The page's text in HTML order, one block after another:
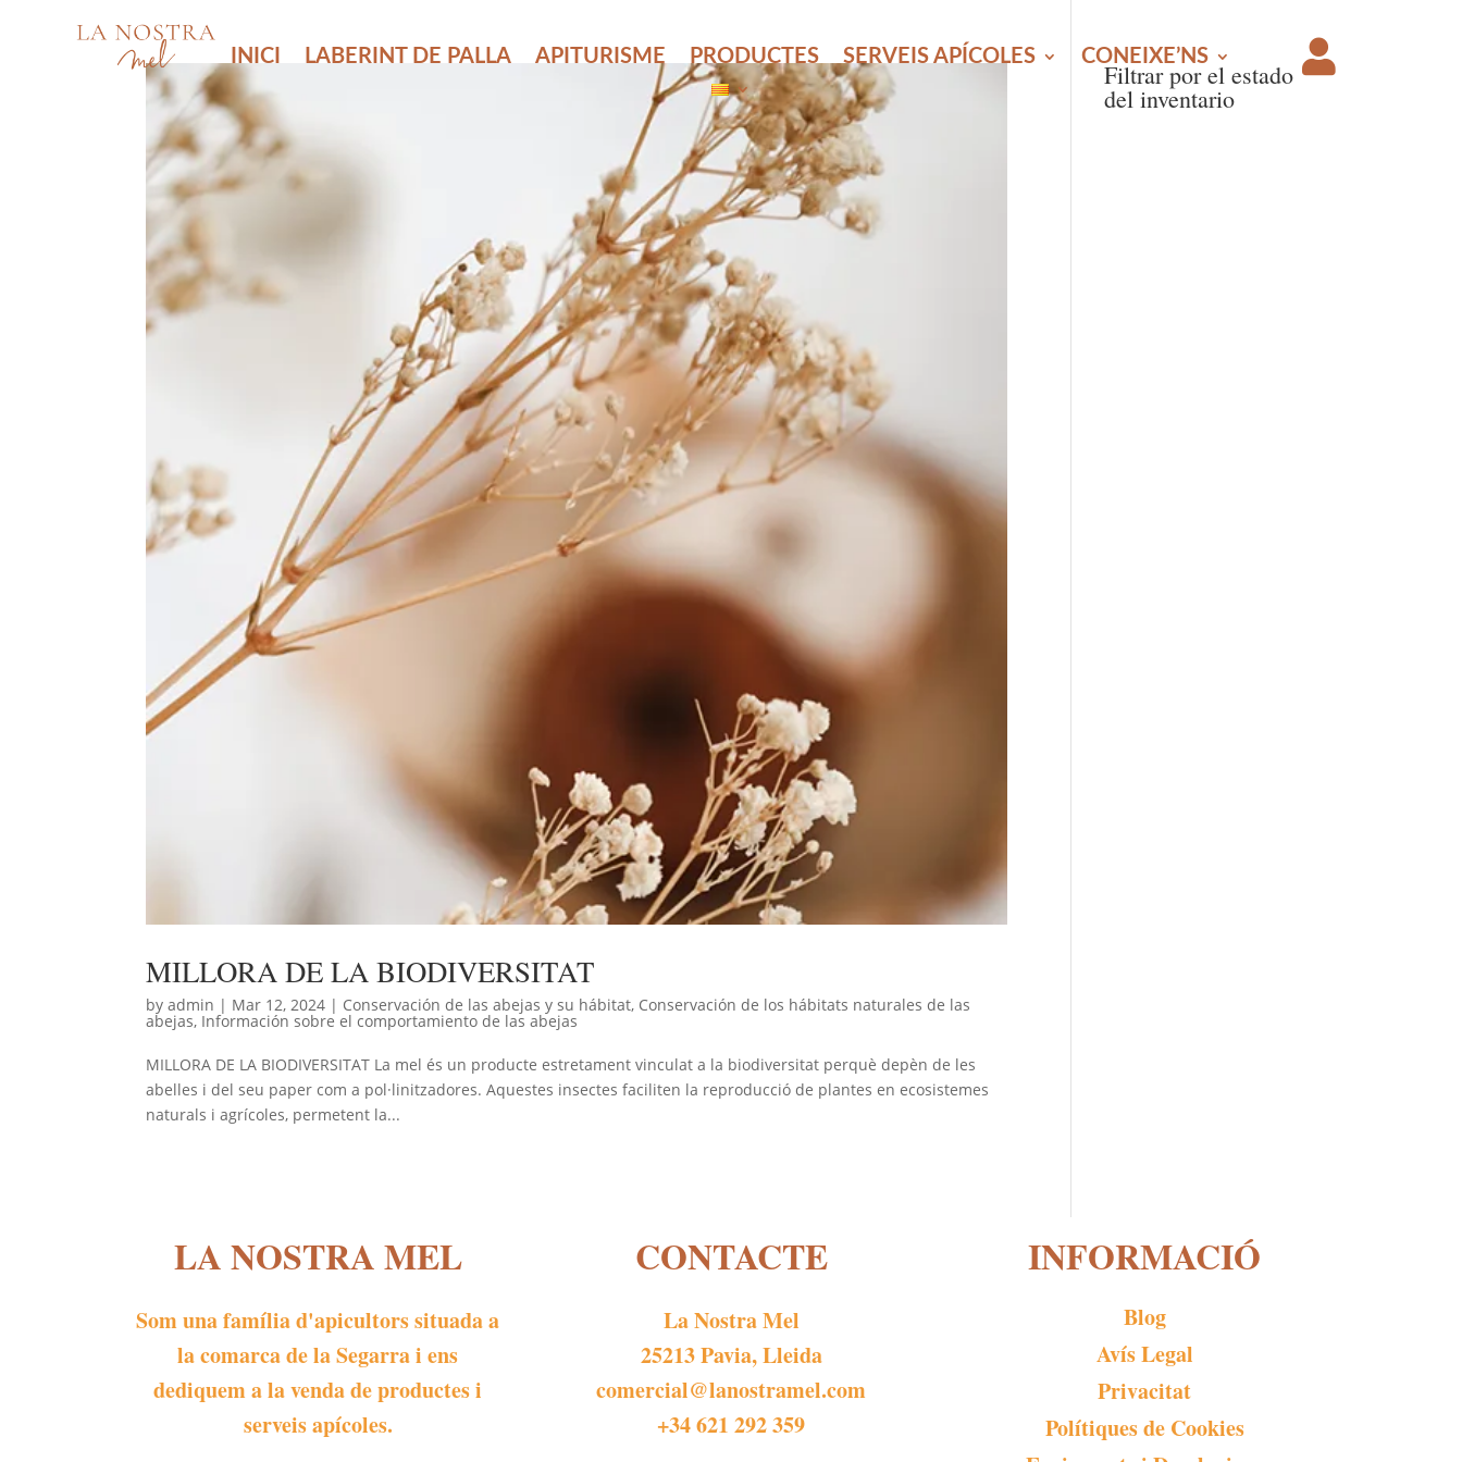
INICI LABERINT DE PALLA APITURISME PRODUCTES SERVEIS APÍCOLES CONEIXE’NS 
MILLORA DE LA BIODIVERSITAT
byadmin | Mar 12, 2024 | Conservación de las abejas y su hábitat, Conservación de los hábitats naturales de las
abejas, Información sobre el comportamiento de las abejas
MILLORA DE LA BIODIVERSITAT La mel és un producte estretament vinculat a la biodiversitat perquè depèn de les
abelles i del seu paper com a pol·linitzadores. Aquestes insectes faciliten la reproducció de plantes en ecosistemes
naturals i agrícoles, permetent la...
Filtrar por el estado
del inventario
LA NOSTRA MEL
Som una família d'apicultors situada a
la comarca de la Segarra i ens
dediquem a la venda de productes i
serveis apícoles.
CONTACTE
La Nostra Mel
25213 Pavia, Lleida
comercial@lanostramel.com
+34 621 292 359
INFORMACIÓ
Blog
Avís Legal
Privacitat
Polítiques de Cookies